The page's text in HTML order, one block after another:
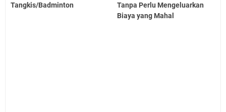
Tangkis/Badminton
Tanpa Perlu Mengeluarkan
Biaya yang Mahal